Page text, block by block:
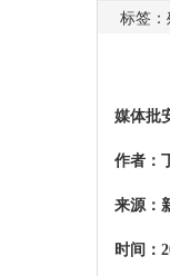
标签
媒体批
作者：
来源：
时间：